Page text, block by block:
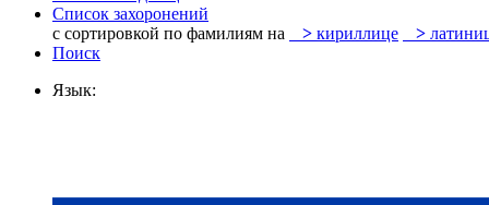
Список захоронений
с сортировкой по фамилиям на
> кириллице >
Поиск
Язык: